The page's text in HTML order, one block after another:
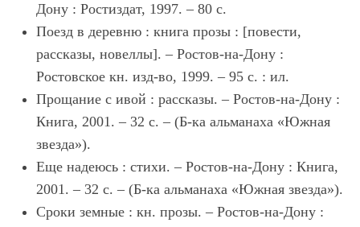
Дону : Ростиздат, 1997. – 80 с.
Поезд в деревню : книга прозы : [повести,
рассказы, новеллы]. – Ростов-на-Дону :
Ростовское кн. изд-во, 1999. – 95 с. : ил.
Прощание с ивой : рассказы. – Ростов-на-Дону :
Книга, 2001. – 32 с. – (Б-ка альманаха «Южная
звезда»).
Еще надеюсь : стихи. – Ростов-на-Дону : Книга,
2001. – 32 с. – (Б-ка альманаха «Южная звезда»).
Сроки земные : кн. прозы. – Ростов-на-Дону :